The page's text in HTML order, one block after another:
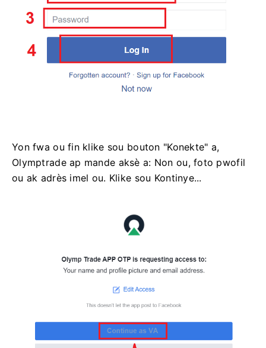
Yon fwa ou fin klike sou bouton "Konekte" a,
Olymptrade ap mande aksè a: Non ou, foto pwofil
ou ak adrès imel ou. Klike sou Kontinye...